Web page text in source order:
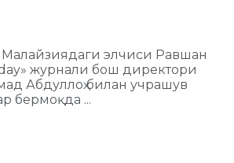
элчиси Равшан
журнали бош директори
Абдуллоҳ билан учрашув
бермоқда ...